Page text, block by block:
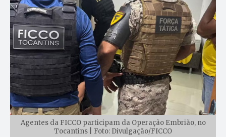
Agentes da FICCO participam da Operação Embrião, no
Tocantins | Foto: Divulgação/FICCO